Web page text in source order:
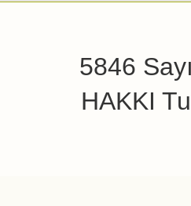
5846
HAKKI